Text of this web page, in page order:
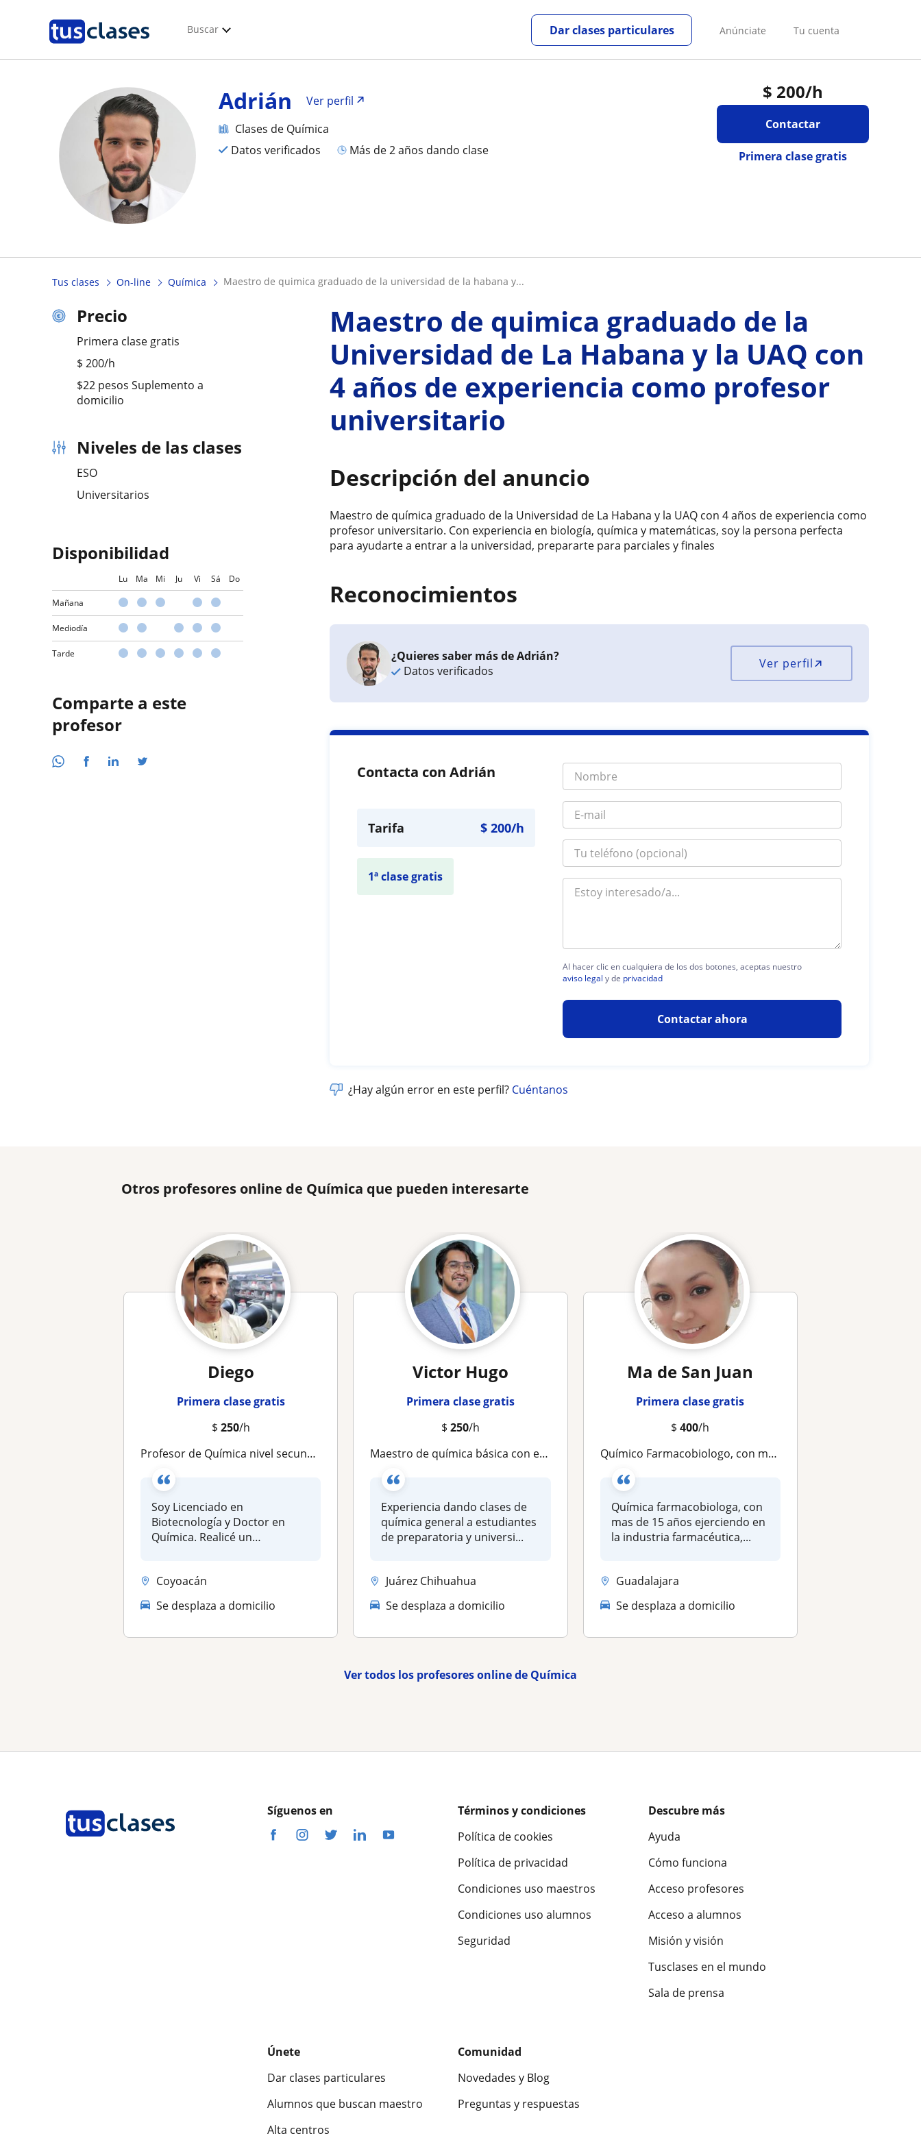
Buscar Anúnciate Tu cuenta
Dar clases particulares
$ 200/h
Contactar
Primera clase gratis
Adrián
Ver perfil
Clases de Química
Datos verificados
más de 2 años dando clase
Tus clases On-line Química maestro de quimica graduado de la universidad de la habana y...
Precio
Primera clase gratis
$ 200/h
$22 pesos Suplemento a
domicilio
Niveles de las clases
ESO
Universitarios
Disponibilidad
Lu Ma Mi Ju Vi Sá Do
Mañana
Mediodía
Tarde
Comparte a este
profesor
Maestro de quimica graduado de la
Universidad de La Habana y la UAQ con
4 años de experiencia como profesor
universitario
Descripción del anuncio
Maestro de química graduado de la Universidad de La Habana y la UAQ con 4 años de experiencia como
profesor universitario. Con experiencia en biología, química y matemáticas, soy la persona perfecta
para ayudarte a entrar a la universidad, prepararte para parciales y finales
Reconocimientos
¿Quieres saber más de Adrián?
Datos verificados
Ver perfil
Contacta con Adrián
Tarifa $200/h
1ª clase gratis
Al hacer clic en cualquiera de los dos botones, aceptas nuestro
aviso legal y de privacidad
Contactar ahora
¿Hay algún error en este perfil? Cuéntanos
Otros profesores online de Química que pueden interesarte
Diego
Primera clase gratis
$ 250/h
Profesor de Química nivel secundario y universitario
Soy Licenciado en
Biotecnología y Doctor en
Química. Realicé un
Coyoacán
Se desplaza a domicilio
Victor Hugo
Primera clase gratis
$ 250/h
Maestro de química básica con experiencia en clases en línea para niños, adolescentes y adultos
Experiencia dando clases de
química general a estudiantes
de preparatoria y universi...
Juárez Chihuahua
Se desplaza a domicilio
Ma de San Juan
Primera clase gratis
$400/h
Químico Farmacobiologo, con mas de 15 años de experiencia práctica, con conocimientos de pedagogía
Química farmacobiologa, con
mas de 15 años ejerciendo en
la industria farmacéutica,...
Guadalajara
Se desplaza a domicilio
Ver todos los profesores online de Química
Síguenos en
Términos y condiciones
Política de cookies
Política de privacidad
Condiciones uso maestros
Condiciones uso alumnos
Seguridad
Descubre más
Ayuda
Cómo funciona
Acceso profesores
Acceso a alumnos
Misión y visión
Tusclases en el mundo
Sala de prensa
Únete
Dar clases particulares
Alumnos que buscan maestro
Alta centros
Comunidad
Novedades y Blog
Preguntas y respuestas